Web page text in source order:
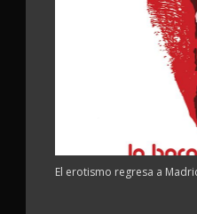
El erotismo regresa a